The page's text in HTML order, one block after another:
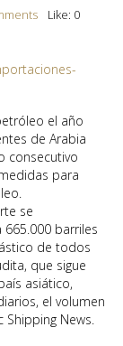
Like: 0
el año
de Arabia
consecutivo
para
se
barriles
de todos
que sigue
asiático,
el volumen
News.